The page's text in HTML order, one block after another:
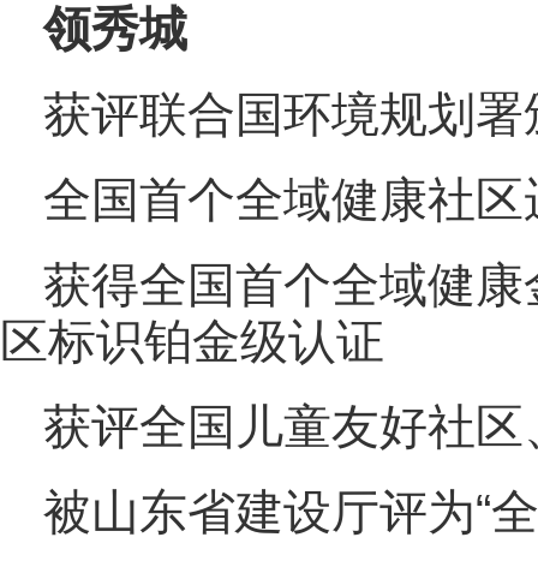
领秀城
获评联合国环境规划署
全国首个全域健康社
获得全国首个全域健
区标识铂金级认证
获评全国儿童友好社
被山东省建设厅评为“